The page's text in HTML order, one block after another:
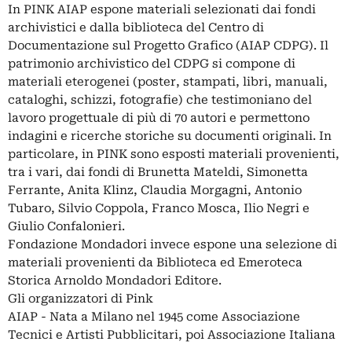
In PINK AIAP espone materiali selezionati dai fondi
archivistici e dalla biblioteca del Centro di
Documentazione sul Progetto Grafico (AIAP CDPG). Il
patrimonio archivistico del CDPG si compone di
materiali eterogenei (poster, stampati, libri, manuali,
cataloghi, schizzi, fotografie) che testimoniano del
lavoro progettuale di più di 70 autori e permettono
indagini e ricerche storiche su documenti originali. In
particolare, in PINK sono esposti materiali provenienti,
tra i vari, dai fondi di Brunetta Mateldi, Simonetta
Ferrante, Anita Klinz, Claudia Morgagni, Antonio
Tubaro, Silvio Coppola, Franco Mosca, Ilio Negri e
Giulio Confalonieri.
Fondazione Mondadori invece espone una selezione di
materiali provenienti da Biblioteca ed Emeroteca
Storica Arnoldo Mondadori Editore.
Gli organizzatori di Pink
AIAP - Nata a Milano nel 1945 come Associazione
Tecnici e Artisti Pubblicitari, poi Associazione Italiana